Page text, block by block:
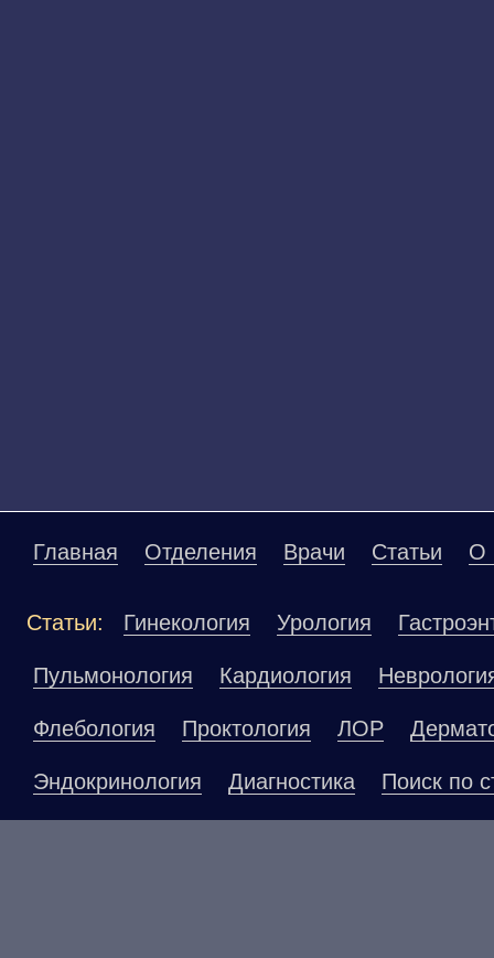
Главная Отделения Врачи Статьи О
Статьи: Гинекология Урология
Пульмонология Кардиология
Флебология Проктология ЛОР
Эндокринология Диагностика Поиск по